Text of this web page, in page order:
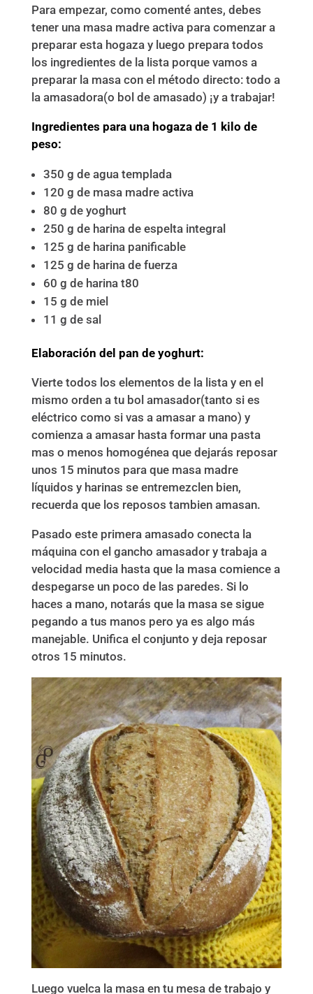
Para empezar, como comenté antes, debes
tener una masa madre activa para comenzar a
preparar esta hogaza y luego prepara todos
los ingredientes de la lista porque vamos a
preparar la masa con el método directo: todo a
la amasadora(o bol de amasado) ¡y a trabajar!
Ingredientes para una hogaza de 1 kilo de
peso:
350 g de agua templada
120 g de masa madre activa
80 g de yoghurt
250 g de harina de espelta integral
125 g de harina panificable
125 g de harina de fuerza
60 g de harina t80
15 g de miel
11 g de sal
Elaboración del pan de yoghurt:
Vierte todos los elementos de la lista y en el
mismo orden a tu bol amasador(tanto si es
eléctrico como si vas a amasar a mano) y
comienza a amasar hasta formar una pasta
mas o menos homogénea que dejarás reposar
unos 15 minutos para que masa madre
líquidos y harinas se entremezclen bien,
recuerda que los reposos tambien amasan.
Pasado este primera amasado conecta la
máquina con el gancho amasador y trabaja a
velocidad media hasta que la masa comience a
despegarse un poco de las paredes. Si lo
haces a mano, notarás que la masa se sigue
pegando a tus manos pero ya es algo más
manejable. Unifica el conjunto y deja reposar
otros 15 minutos.
Luego vuelca la masa en tu mesa de trabajo y